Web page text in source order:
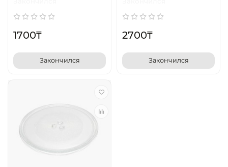
1700₸
Закончился
2700₸
Закончился